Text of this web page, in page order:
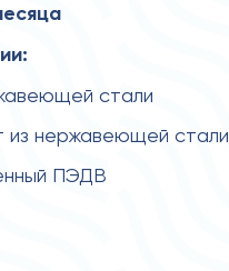
стали
нержавеющей стали
ПЭДВ